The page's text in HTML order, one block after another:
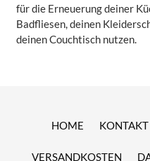
für die Erneuerung deiner
Badfliesen, deinen
deinen Couchtisch nutzen.
HOME KONTAKT
VERSANDKOSTEN